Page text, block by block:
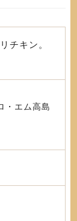
チキン。
・エム高島